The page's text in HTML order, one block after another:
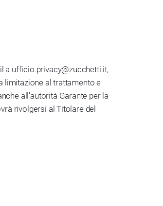
a ufficio.privacy@zucchetti.it,
limitazione al trattamento e
all’autorità Garante per la
rivolgersi al Titolare del